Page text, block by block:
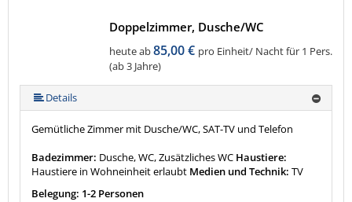
Doppelzimmer, Dusche/WC
heute ab85,00 € pro Einheit/ Nacht für 1 Pers.
(ab 3 Jahre)
Details
Gemütliche Zimmer mit Dusche/WC, SAT-TV und Telefon
Badezimmer: Dusche, WC, Zusätzliches WC Haustiere:
Haustiere in Wohneinheit erlaubt Medien und Technik: TV
Belegung: 1-2 Personen